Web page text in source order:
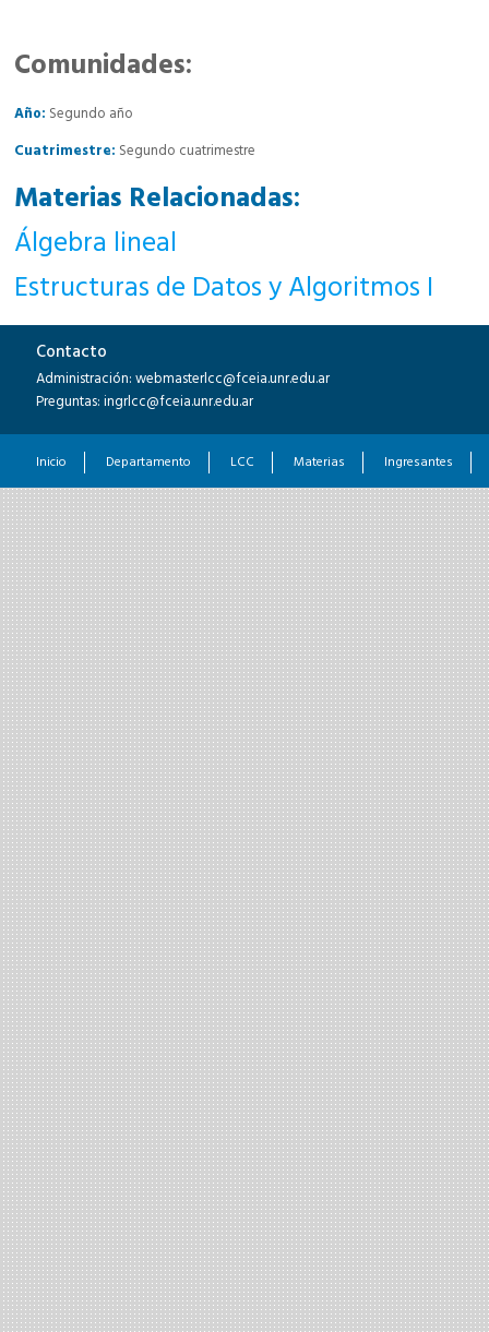
Comunidades:
Año: Segundo año
Cuatrimestre: Segundo cuatrimestre
Materias Relacionadas:
Álgebra lineal
Estructuras de Datos y Algoritmos I
Contacto
Administración: webmasterlcc@fceia.unr.edu.ar
Preguntas: ingrlcc@fceia.unr.edu.ar
Inicio Departamento LCC Materias Ingresantes